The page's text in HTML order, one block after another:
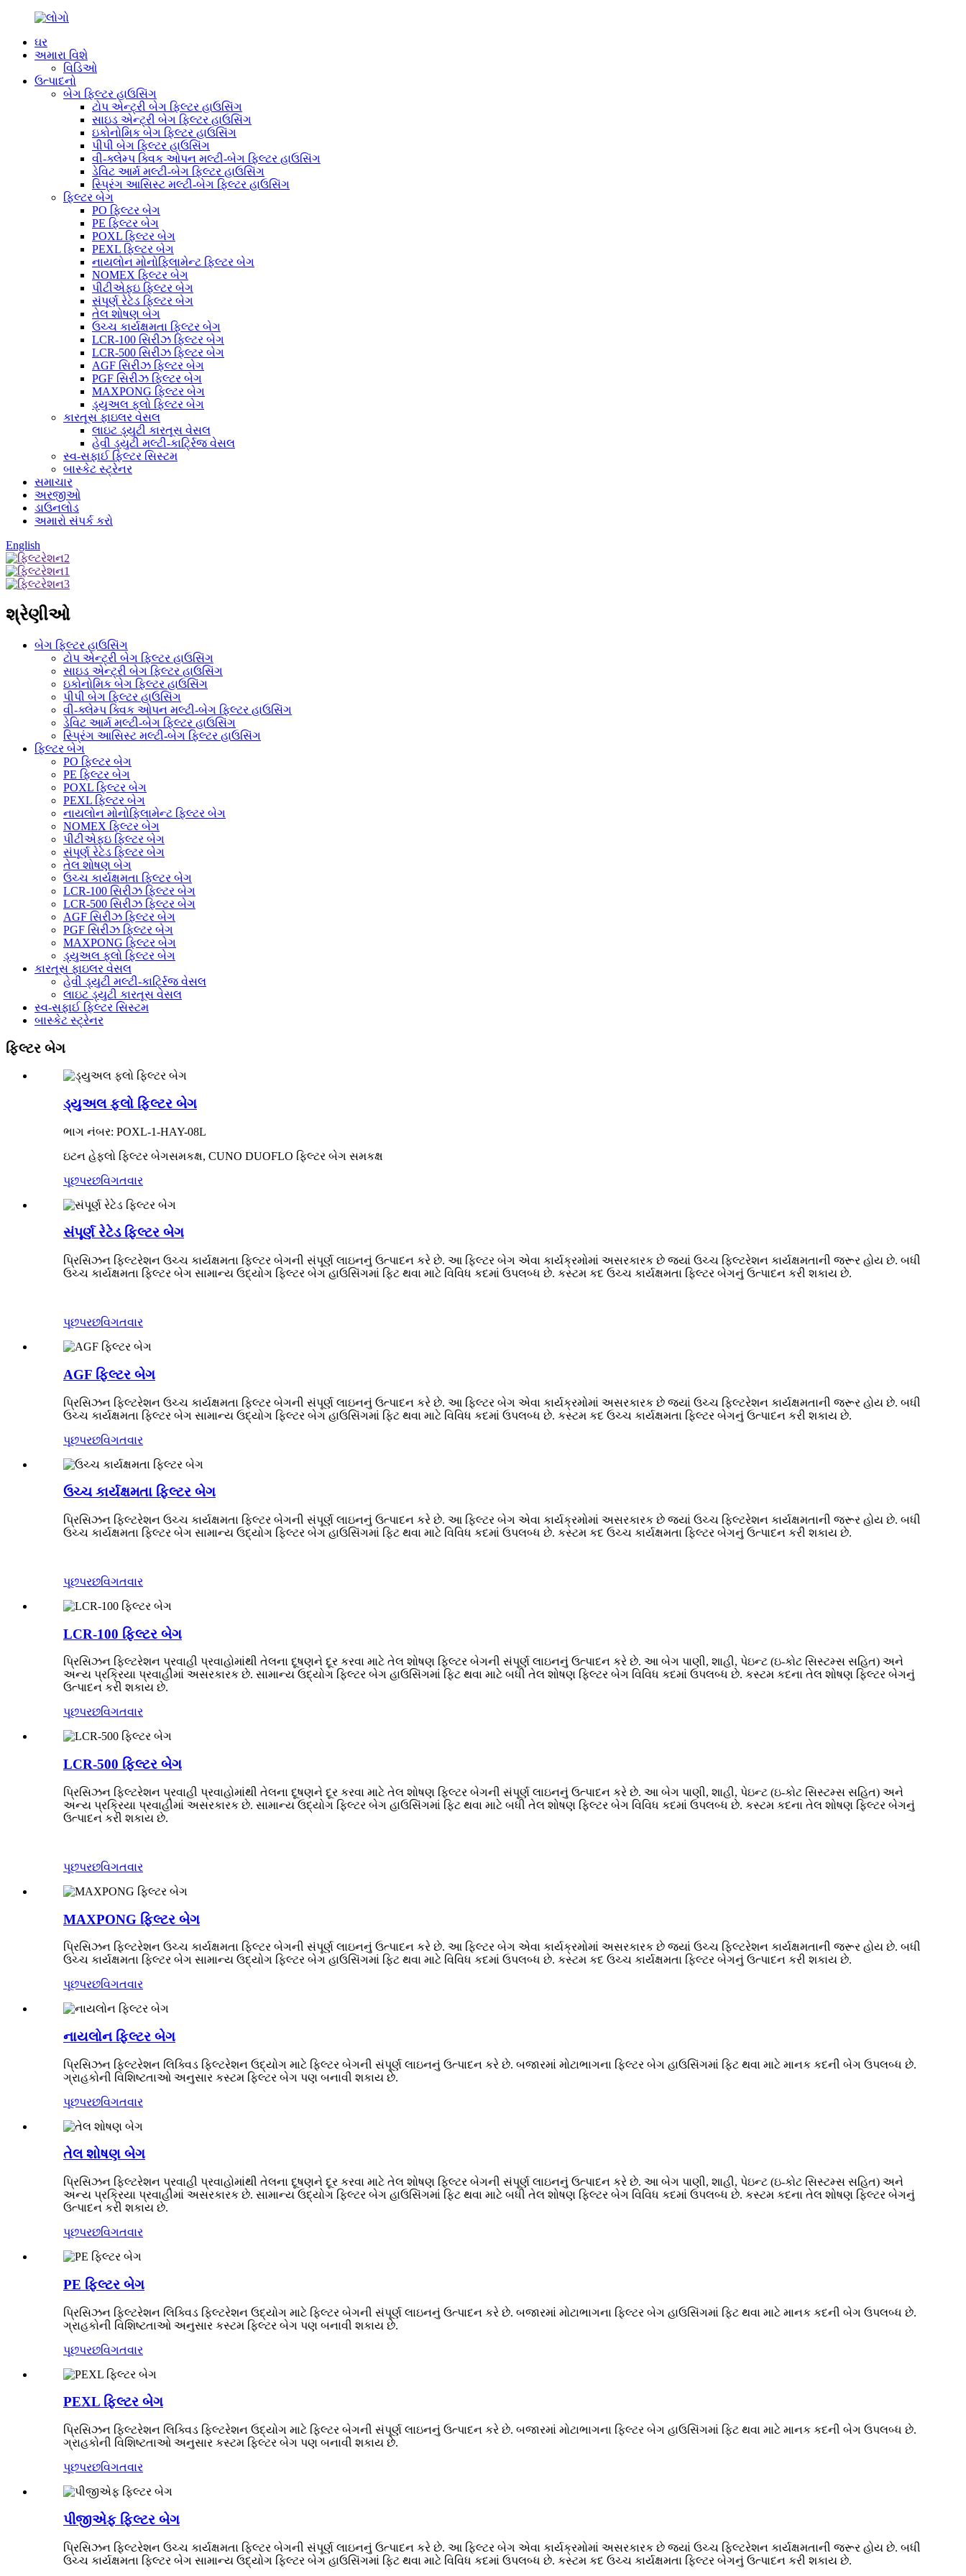
ઘર
અમારા વિશે
વિડિઓ
ઉત્પાદનો
બેગ ફિલ્ટર હાઉસિંગ
ટોપ એન્ટ્રી બેગ ફિલ્ટર હાઉસિંગ
સાઇડ એન્ટ્રી બેગ ફિલ્ટર હાઉસિંગ
ઇકોનોમિક બેગ ફિલ્ટર હાઉસિંગ
પીપી બેગ ફિલ્ટર હાઉસિંગ
વી-ક્લેમ્પ ક્વિક ઓપન મલ્ટી-બેગ ફિલ્ટર હાઉસિંગ
ડેવિટ આર્મ મલ્ટી-બેગ ફિલ્ટર હાઉસિંગ
સ્પ્રિંગ આસિસ્ટ મલ્ટી-બેગ ફિલ્ટર હાઉસિંગ
ફિલ્ટર બેગ
PO ફિલ્ટર બેગ
PE ફિલ્ટર બેગ
POXL ફિલ્ટર બેગ
PEXL ફિલ્ટર બેગ
નાયલોન મોનોફિલામેન્ટ ફિલ્ટર બેગ
NOMEX ફિલ્ટર બેગ
પીટીએફઇ ફિલ્ટર બેગ
સંપૂર્ણ રેટેડ ફિલ્ટર બેગ
તેલ શોષણ બેગ
ઉચ્ચ કાર્યક્ષમતા ફિલ્ટર બેગ
LCR-100 સિરીઝ ફિલ્ટર બેગ
LCR-500 સિરીઝ ફિલ્ટર બેગ
AGF સિરીઝ ફિલ્ટર બેગ
PGF સિરીઝ ફિલ્ટર બેગ
MAXPONG ફિલ્ટર બેગ
ડ્યુઅલ ફ્લો ફિલ્ટર બેગ
કારતૂસ ફાઇલર વેસલ
લાઇટ ડ્યુટી કારતૂસ વેસલ
હેવી ડ્યુટી મલ્ટી-કાર્ટ્રિજ વેસલ
સ્વ-સફાઈ ફિલ્ટર સિસ્ટમ
બાસ્કેટ સ્ટ્રેનર
સમાચાર
અરજીઓ
ડાઉનલોડ
અમારો સંપર્ક કરો
English
શ્રેણીઓ
બેગ ફિલ્ટર હાઉસિંગ
ટોપ એન્ટ્રી બેગ ફિલ્ટર હાઉસિંગ
સાઇડ એન્ટ્રી બેગ ફિલ્ટર હાઉસિંગ
ઇકોનોમિક બેગ ફિલ્ટર હાઉસિંગ
પીપી બેગ ફિલ્ટર હાઉસિંગ
વી-ક્લેમ્પ ક્વિક ઓપન મલ્ટી-બેગ ફિલ્ટર હાઉસિંગ
ડેવિટ આર્મ મલ્ટી-બેગ ફિલ્ટર હાઉસિંગ
સ્પ્રિંગ આસિસ્ટ મલ્ટી-બેગ ફિલ્ટર હાઉસિંગ
ફિલ્ટર બેગ
PO ફિલ્ટર બેગ
PE ફિલ્ટર બેગ
POXL ફિલ્ટર બેગ
PEXL ફિલ્ટર બેગ
નાયલોન મોનોફિલામેન્ટ ફિલ્ટર બેગ
NOMEX ફિલ્ટર બેગ
પીટીએફઇ ફિલ્ટર બેગ
સંપૂર્ણ રેટેડ ફિલ્ટર બેગ
તેલ શોષણ બેગ
ઉચ્ચ કાર્યક્ષમતા ફિલ્ટર બેગ
LCR-100 સિરીઝ ફિલ્ટર બેગ
LCR-500 સિરીઝ ફિલ્ટર બેગ
AGF સિરીઝ ફિલ્ટર બેગ
PGF સિરીઝ ફિલ્ટર બેગ
MAXPONG ફિલ્ટર બેગ
ડ્યુઅલ ફ્લો ફિલ્ટર બેગ
કારતૂસ ફાઇલર વેસલ
હેવી ડ્યુટી મલ્ટી-કાર્ટ્રિજ વેસલ
લાઇટ ડ્યુટી કારતૂસ વેસલ
સ્વ-સફાઈ ફિલ્ટર સિસ્ટમ
બાસ્કેટ સ્ટ્રેનર
ફિલ્ટર બેગ
ડ્યુઅલ ફ્લો ફિલ્ટર બેગ
ભાગ નંબર: POXL-1-HAY-08L
ઇટન હેફ્લો ફિલ્ટર બેગસમકક્ષ, CUNO DUOFLO ફિલ્ટર બેગ સમકક્ષ
પૂછપરછવિગતવાર
સંપૂર્ણ રેટેડ ફિલ્ટર બેગ
પ્રિસિઝન ફિલ્ટરેશન ઉચ્ચ કાર્યક્ષમતા ફિલ્ટર બેગની સંપૂર્ણ લાઇનનું ઉત્પાદન કરે છે. આ ફિલ્ટર બેગ એવા કાર્યક્રમોમાં અસરકારક છે જ્યાં ઉચ્ચ ફિલ્ટરેશન કાર્યક્ષમતાની જરૂર હોય છે. બધી
ઉચ્ચ કાર્યક્ષમતા ફિલ્ટર બેગ સામાન્ય ઉદ્યોગ ફિલ્ટર બેગ હાઉસિંગમાં ફિટ થવા માટે વિવિધ કદમાં ઉપલબ્ધ છે. કસ્ટમ કદ ઉચ્ચ કાર્યક્ષમતા ફિલ્ટર બેગનું ઉત્પાદન કરી શકાય છે.
પૂછપરછવિગતવાર
AGF ફિલ્ટર બેગ
પ્રિસિઝન ફિલ્ટરેશન ઉચ્ચ કાર્યક્ષમતા ફિલ્ટર બેગની સંપૂર્ણ લાઇનનું ઉત્પાદન કરે છે. આ ફિલ્ટર બેગ એવા કાર્યક્રમોમાં અસરકારક છે જ્યાં ઉચ્ચ ફિલ્ટરેશન કાર્યક્ષમતાની જરૂર હોય છે. બધી
ઉચ્ચ કાર્યક્ષમતા ફિલ્ટર બેગ સામાન્ય ઉદ્યોગ ફિલ્ટર બેગ હાઉસિંગમાં ફિટ થવા માટે વિવિધ કદમાં ઉપલબ્ધ છે. કસ્ટમ કદ ઉચ્ચ કાર્યક્ષમતા ફિલ્ટર બેગનું ઉત્પાદન કરી શકાય છે.
પૂછપરછવિગતવાર
ઉચ્ચ કાર્યક્ષમતા ફિલ્ટર બેગ
પ્રિસિઝન ફિલ્ટરેશન ઉચ્ચ કાર્યક્ષમતા ફિલ્ટર બેગની સંપૂર્ણ લાઇનનું ઉત્પાદન કરે છે. આ ફિલ્ટર બેગ એવા કાર્યક્રમોમાં અસરકારક છે જ્યાં ઉચ્ચ ફિલ્ટરેશન કાર્યક્ષમતાની જરૂર હોય છે. બધી
ઉચ્ચ કાર્યક્ષમતા ફિલ્ટર બેગ સામાન્ય ઉદ્યોગ ફિલ્ટર બેગ હાઉસિંગમાં ફિટ થવા માટે વિવિધ કદમાં ઉપલબ્ધ છે. કસ્ટમ કદ ઉચ્ચ કાર્યક્ષમતા ફિલ્ટર બેગનું ઉત્પાદન કરી શકાય છે.
પૂછપરછવિગતવાર
LCR-100 ફિલ્ટર બેગ
પ્રિસિઝન ફિલ્ટરેશન પ્રવાહી પ્રવાહોમાંથી તેલના દૂષણને દૂર કરવા માટે તેલ શોષણ ફિલ્ટર બેગની સંપૂર્ણ લાઇનનું ઉત્પાદન કરે છે. આ બેગ પાણી, શાહી, પેઇન્ટ (ઇ-કોટ સિસ્ટમ્સ સહિત) અને
અન્ય પ્રક્રિયા પ્રવાહીમાં અસરકારક છે. સામાન્ય ઉદ્યોગ ફિલ્ટર બેગ હાઉસિંગમાં ફિટ થવા માટે બધી તેલ શોષણ ફિલ્ટર બેગ વિવિધ કદમાં ઉપલબ્ધ છે. કસ્ટમ કદના તેલ શોષણ ફિલ્ટર બેગનું
ઉત્પાદન કરી શકાય છે.
પૂછપરછવિગતવાર
LCR-500 ફિલ્ટર બેગ
પ્રિસિઝન ફિલ્ટરેશન પ્રવાહી પ્રવાહોમાંથી તેલના દૂષણને દૂર કરવા માટે તેલ શોષણ ફિલ્ટર બેગની સંપૂર્ણ લાઇનનું ઉત્પાદન કરે છે. આ બેગ પાણી, શાહી, પેઇન્ટ (ઇ-કોટ સિસ્ટમ્સ સહિત) અને
અન્ય પ્રક્રિયા પ્રવાહીમાં અસરકારક છે. સામાન્ય ઉદ્યોગ ફિલ્ટર બેગ હાઉસિંગમાં ફિટ થવા માટે બધી તેલ શોષણ ફિલ્ટર બેગ વિવિધ કદમાં ઉપલબ્ધ છે. કસ્ટમ કદના તેલ શોષણ ફિલ્ટર બેગનું
ઉત્પાદન કરી શકાય છે.
પૂછપરછવિગતવાર
MAXPONG ફિલ્ટર બેગ
પ્રિસિઝન ફિલ્ટરેશન ઉચ્ચ કાર્યક્ષમતા ફિલ્ટર બેગની સંપૂર્ણ લાઇનનું ઉત્પાદન કરે છે. આ ફિલ્ટર બેગ એવા કાર્યક્રમોમાં અસરકારક છે જ્યાં ઉચ્ચ ફિલ્ટરેશન કાર્યક્ષમતાની જરૂર હોય છે. બધી
ઉચ્ચ કાર્યક્ષમતા ફિલ્ટર બેગ સામાન્ય ઉદ્યોગ ફિલ્ટર બેગ હાઉસિંગમાં ફિટ થવા માટે વિવિધ કદમાં ઉપલબ્ધ છે. કસ્ટમ કદ ઉચ્ચ કાર્યક્ષમતા ફિલ્ટર બેગનું ઉત્પાદન કરી શકાય છે.
પૂછપરછવિગતવાર
નાયલોન ફિલ્ટર બેગ
પ્રિસિઝન ફિલ્ટરેશન લિક્વિડ ફિલ્ટરેશન ઉદ્યોગ માટે ફિલ્ટર બેગની સંપૂર્ણ લાઇનનું ઉત્પાદન કરે છે. બજારમાં મોટાભાગના ફિલ્ટર બેગ હાઉસિંગમાં ફિટ થવા માટે માનક કદની બેગ ઉપલબ્ધ છે.
ગ્રાહકોની વિશિષ્ટતાઓ અનુસાર કસ્ટમ ફિલ્ટર બેગ પણ બનાવી શકાય છે.
પૂછપરછવિગતવાર
તેલ શોષણ બેગ
પ્રિસિઝન ફિલ્ટરેશન પ્રવાહી પ્રવાહોમાંથી તેલના દૂષણને દૂર કરવા માટે તેલ શોષણ ફિલ્ટર બેગની સંપૂર્ણ લાઇનનું ઉત્પાદન કરે છે. આ બેગ પાણી, શાહી, પેઇન્ટ (ઇ-કોટ સિસ્ટમ્સ સહિત) અને
અન્ય પ્રક્રિયા પ્રવાહીમાં અસરકારક છે. સામાન્ય ઉદ્યોગ ફિલ્ટર બેગ હાઉસિંગમાં ફિટ થવા માટે બધી તેલ શોષણ ફિલ્ટર બેગ વિવિધ કદમાં ઉપલબ્ધ છે. કસ્ટમ કદના તેલ શોષણ ફિલ્ટર બેગનું
ઉત્પાદન કરી શકાય છે.
પૂછપરછવિગતવાર
PE ફિલ્ટર બેગ
પ્રિસિઝન ફિલ્ટરેશન લિક્વિડ ફિલ્ટરેશન ઉદ્યોગ માટે ફિલ્ટર બેગની સંપૂર્ણ લાઇનનું ઉત્પાદન કરે છે. બજારમાં મોટાભાગના ફિલ્ટર બેગ હાઉસિંગમાં ફિટ થવા માટે માનક કદની બેગ ઉપલબ્ધ છે.
ગ્રાહકોની વિશિષ્ટતાઓ અનુસાર કસ્ટમ ફિલ્ટર બેગ પણ બનાવી શકાય છે.
પૂછપરછવિગતવાર
PEXL ફિલ્ટર બેગ
પ્રિસિઝન ફિલ્ટરેશન લિક્વિડ ફિલ્ટરેશન ઉદ્યોગ માટે ફિલ્ટર બેગની સંપૂર્ણ લાઇનનું ઉત્પાદન કરે છે. બજારમાં મોટાભાગના ફિલ્ટર બેગ હાઉસિંગમાં ફિટ થવા માટે માનક કદની બેગ ઉપલબ્ધ છે.
ગ્રાહકોની વિશિષ્ટતાઓ અનુસાર કસ્ટમ ફિલ્ટર બેગ પણ બનાવી શકાય છે.
પૂછપરછવિગતવાર
પીજીએફ ફિલ્ટર બેગ
પ્રિસિઝન ફિલ્ટરેશન ઉચ્ચ કાર્યક્ષમતા ફિલ્ટર બેગની સંપૂર્ણ લાઇનનું ઉત્પાદન કરે છે. આ ફિલ્ટર બેગ એવા કાર્યક્રમોમાં અસરકારક છે જ્યાં ઉચ્ચ ફિલ્ટરેશન કાર્યક્ષમતાની જરૂર હોય છે. બધી
ઉચ્ચ કાર્યક્ષમતા ફિલ્ટર બેગ સામાન્ય ઉદ્યોગ ફિલ્ટર બેગ હાઉસિંગમાં ફિટ થવા માટે વિવિધ કદમાં ઉપલબ્ધ છે. કસ્ટમ કદ ઉચ્ચ કાર્યક્ષમતા ફિલ્ટર બેગનું ઉત્પાદન કરી શકાય છે.